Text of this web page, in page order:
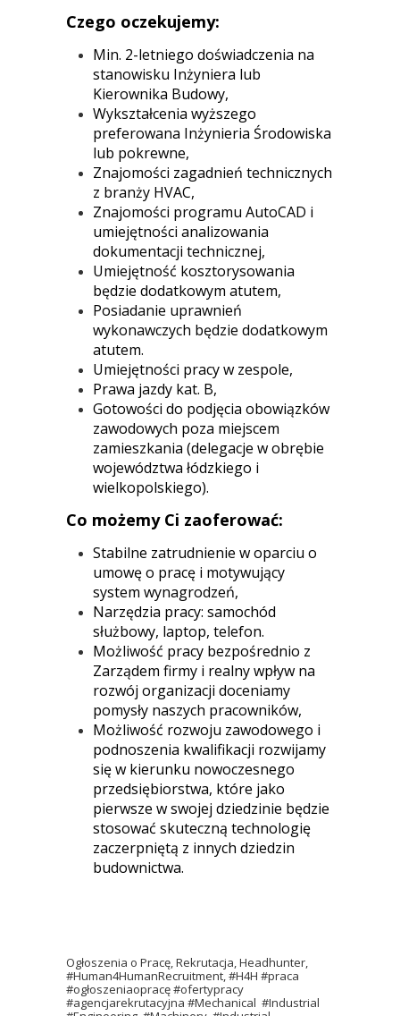
Czego oczekujemy:
Min. 2-letniego doświadczenia na
stanowisku Inżyniera lub
Kierownika Budowy,
Wykształcenia wyższego
preferowana Inżynieria Środowiska
lub pokrewne,
Znajomości zagadnień technicznych
z branży HVAC,
Znajomości programu AutoCAD i
umiejętności analizowania
dokumentacji technicznej,
Umiejętność kosztorysowania
będzie dodatkowym atutem,
Posiadanie uprawnień
wykonawczych będzie dodatkowym
atutem.
Umiejętności pracy w zespole,
Prawa jazdy kat. B,
Gotowości do podjęcia obowiązków
zawodowych poza miejscem
zamieszkania (delegacje w obrębie
województwa łódzkiego i
wielkopolskiego).
Co możemy Ci zaoferować:
Stabilne zatrudnienie w oparciu o
umowę o pracę i motywujący
system wynagrodzeń,
Narzędzia pracy: samochód
służbowy, laptop, telefon.
Możliwość pracy bezpośrednio z
Zarządem firmy i realny wpływ na
rozwój organizacji doceniamy
pomysły naszych pracowników,
Możliwość rozwoju zawodowego i
podnoszenia kwalifikacji rozwijamy
się w kierunku nowoczesnego
przedsiębiorstwa, które jako
pierwsze w swojej dziedzinie będzie
stosować skuteczną technologię
zaczerpniętą z innych dziedzin
budownictwa.
Ogłoszenia o Pracę, Rekrutacja, Headhunter,
#Human4HumanRecruitment, #H4H #praca
#ogłoszeniaopracę #ofertypracy
#agencjarekrutacyjna #Mechanical #Industrial